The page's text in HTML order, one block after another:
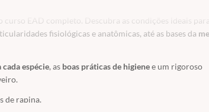
curso EAD completo. Descubra as condições ideais
fisiológicas e anatômicas, até as bases da
espécie, as boas práticas de higienee um rigoroso
de rapina.